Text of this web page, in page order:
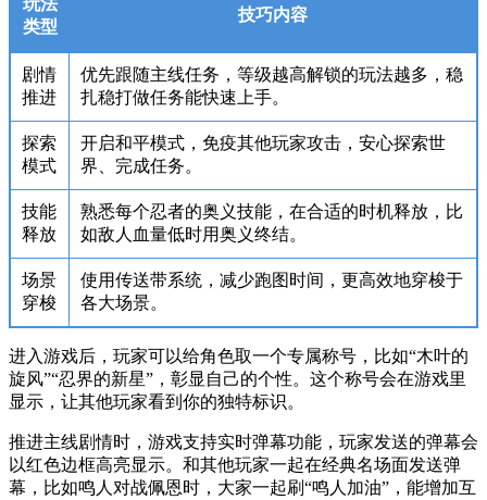
玩法
类型
技巧内容
剧情
推进
优先跟随主线任务，等级越高解锁的玩法越多，稳
扎稳打做任务能快速上手。
探索
模式
开启和平模式，免疫其他玩家攻击，安心探索世
界、完成任务。
技能
释放
熟悉每个忍者的奥义技能，在合适的时机释放，比
如敌人血量低时用奥义终结。
场景
穿梭
使用传送带系统，减少跑图时间，更高效地穿梭于
各大场景。
进入游戏后，玩家可以给角色取一个专属称号，比如“木叶的
旋风”“忍界的新星”，彰显自己的个性。这个称号会在游戏里
显示，让其他玩家看到你的独特标识。
推进主线剧情时，游戏支持实时弹幕功能，玩家发送的弹幕会
以红色边框高亮显示。和其他玩家一起在经典名场面发送弹
幕，比如鸣人对战佩恩时，大家一起刷“鸣人加油”，能增加互